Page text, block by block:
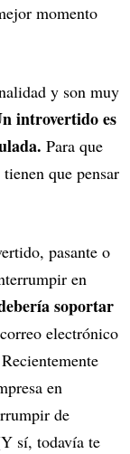
momento
y son muy
introvertido es
Para que
que pensar
pasante o
en
soportar
electrónico
en
de
sí, todavía te